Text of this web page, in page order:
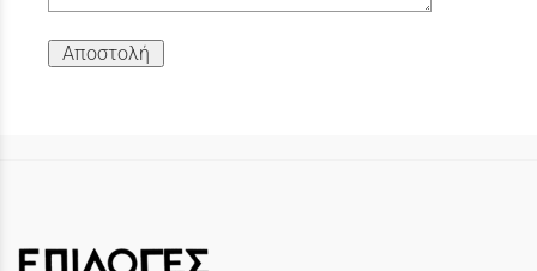
Αποστολή